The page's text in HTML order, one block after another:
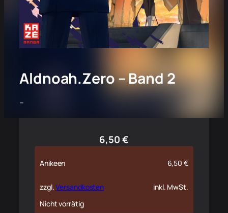
Aldnoah.Zero – Band 2
–
6,50€
Anikeen 6,50€
zzgl.Versandkosten
inkl. MwSt.
Nicht vorrätig